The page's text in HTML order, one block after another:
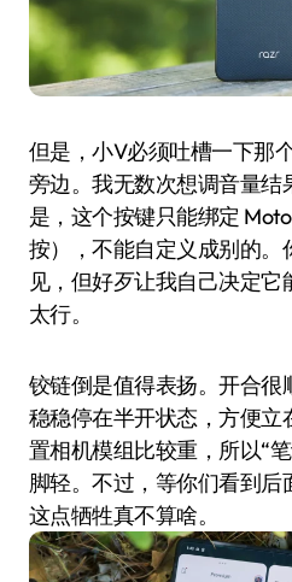
但是，小V必须吐槽一下那
旁边。我无数次想调音量结
是，这个按键只能绑定
按），不能自定义成别的。
见，但好歹让我自己决定
太行。
铰链倒是值得表扬。开合很
稳稳停在半开状态，方便立
置相机模组比较重，所以“
脚轻。不过，等你们看到后
这点牺牲真不算啥。